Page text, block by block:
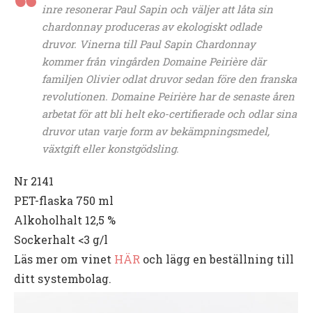
inre resonerar Paul Sapin och väljer att låta sin
chardonnay produceras av ekologiskt odlade
druvor. Vinerna till Paul Sapin Chardonnay
kommer från vingården Domaine Peirière där
familjen Olivier odlat druvor sedan före den franska
revolutionen. Domaine Peirière har de senaste åren
arbetat för att bli helt eko-certifierade och odlar sina
druvor utan varje form av bekämpningsmedel,
växtgift eller konstgödsling.
Nr 2141
PET-flaska 750 ml
Alkoholhalt 12,5 %
Sockerhalt <3 g/l
Läs mer om vinet HÄR och lägg en beställning till
ditt systembolag.